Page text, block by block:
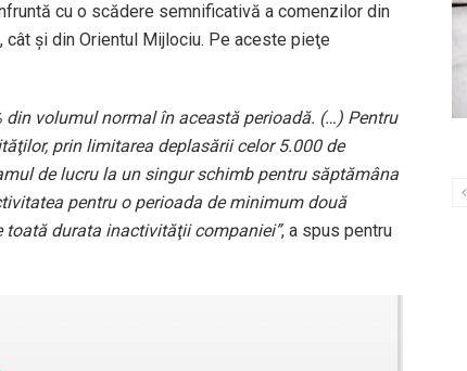
cu o scădere semnificativă a comenzilor din
şi din Orientul Mijlociu. Pe aceste pieţe
volumul normal în această perioadă. (…) Pentru
prin limitarea deplasării celor 5.000 de
de lucru la un singur schimb pentru săptămâna
pentru o perioada de minimum două
durata inactivităţii companiei”, a spus pentru